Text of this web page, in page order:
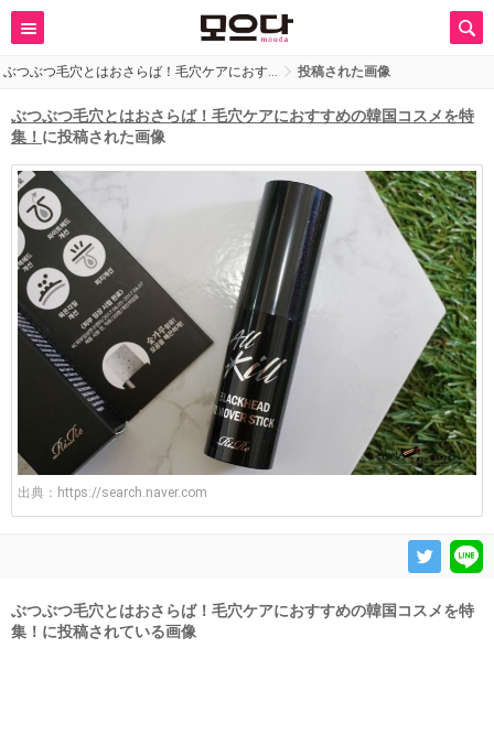
ぶつぶつ毛穴とはおさらば！毛穴ケアにおす… 投稿された画像
ぶつぶつ毛穴とはおさらば！毛穴ケアにおすすめの韓国コスメを特
集！ に投稿された画像
出典： https://search.naver.com
ぶつぶつ毛穴とはおさらば！毛穴ケアにおすすめの韓国コスメを特
集！に投稿されている画像